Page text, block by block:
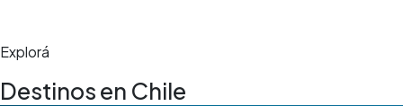
Explorá
Destinos en Chile